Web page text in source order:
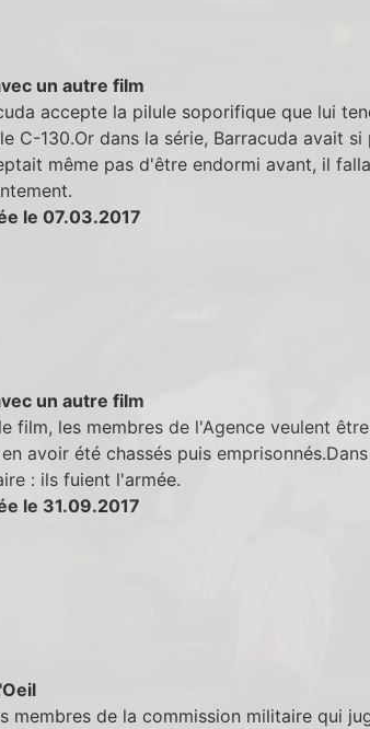
un autre film
accepte la pilule soporifique que lui
C-130.Or dans la série, Barracuda avait
même pas d'être endormi avant, il
le 07.03.2017
un autre film
film, les membres de l'Agence veulent
avoir été chassés puis
: ils fuient l'armée.
le 31.09.2017
membres de la commission militaire qui